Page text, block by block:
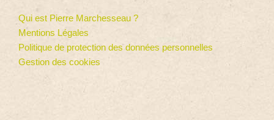
Qui est Pierre Marchesseau ?
Mentions Légales
Politique de protection des données personnelles
Gestion des cookies